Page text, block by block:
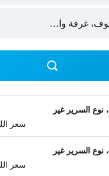
Superior room، نوع السرير غير
سعر
Superior room، نوع السرير غير
سعر